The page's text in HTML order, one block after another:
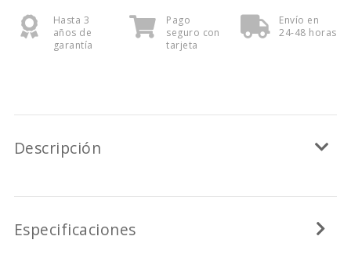
Hasta 3
años de
garantía
Pago
seguro con
tarjeta
Envío en
24-48 horas
Descripción
Especificaciones